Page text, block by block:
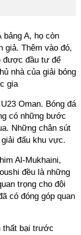
bảng A, họ còn
Thêm vào đó,
được đầu tư để
nhà của giải bóng
gia
Oman. Bóng đá
có những bước
Những chân sút
đấu khu vực.
Al-Mukhaini,
đều là những
trọng cho đội
có đóng góp quan
thất bại trước